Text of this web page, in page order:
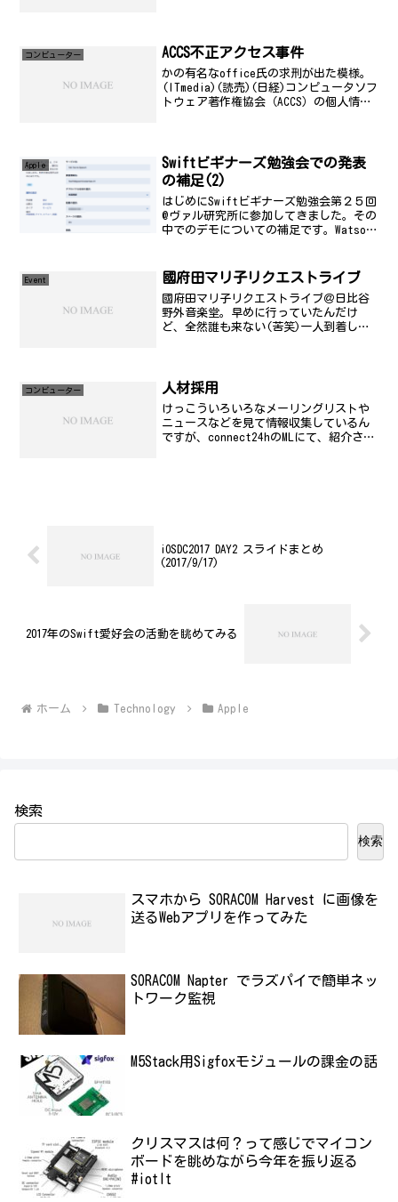
き、終わったらすぐ出てしまう...
コンビューター ACCS不正アクセス事件
かの有名なoffice氏の求刑が出た模様。
(ITmedia)(読売)(日経)コンピュータソフ
トウェア著作権協会（ACCS）の個人情報
Apple
Swiftビギナーズ勉強会での発表
の補足(2)
はじめにSwiftビギナーズ勉強会第２５回
@ヴァル研究所に参加してきました。その
中でのデモについての補足です。Watson
リンク参照。スタンダートに、...
Event 國府田マリ子リクエストライブ
國府田マリ子リクエストライブ＠日比谷
野外音楽堂。早めに行っていたんだけ
ど、全然誰も来ない(苦笑)一人到着した
けば。
コンビューター 人材採用
けっこういろいろなメーリングリストや
ニュースなどを見て情報収集しているん
ですが、connect24hのMLにて、紹介され
iOSDC2017 DAY2 スライドまとめ
(2017/9/17)
2017年のSwift愛好会の活動を眺めてみる
ホーム Technology Apple
検索
検索
スマホから SORACOM Harvest に画像を
送るWebアプリを作ってみた
SORACOM Napter でラズパイで簡単ネッ
トワーク監視
M5Stack用Sigfoxモジュールの課金の話
クリスマスは何？って感じでマイコン
ボードを眺めながら今年を振り返る
#iotlt